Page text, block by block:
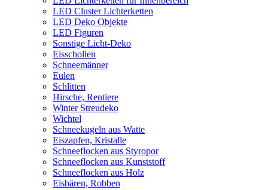
LED Cluster Lichterketten
LED Deko Objekte
LED Figuren
Sonstige Licht-Deko
Eisschollen
Schneemänner
Eulen
Schlitten
Hirsche, Rentiere
Winter Streudeko
Wichtel
Schneekugeln aus Watte
Eiszapfen, Kristalle
Schneeflocken aus Styropor
Schneeflocken aus Kunststoff
Schneeflocken aus Holz
Eisbären, Robben